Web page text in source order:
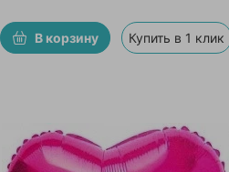
В корзину Купить в 1 клик